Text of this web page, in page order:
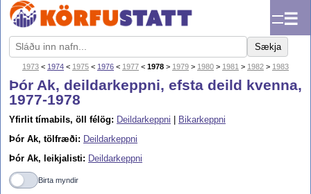
☰
Sækja
1973 < 1974 < 1975 < 1976 < 1977 < 1978 > 1979 > 1980 > 1981 > 1982 > 1983
Þór Ak, deildarkeppni, efsta deild kvenna,
1977-1978
Yfirlit tímabils, öll félög: Deildarkeppni
Bikarkeppni
Þór Ak, tölfræði: Deildarkeppni
Þór Ak, leikjalisti: Deildarkeppni
Birta myndir